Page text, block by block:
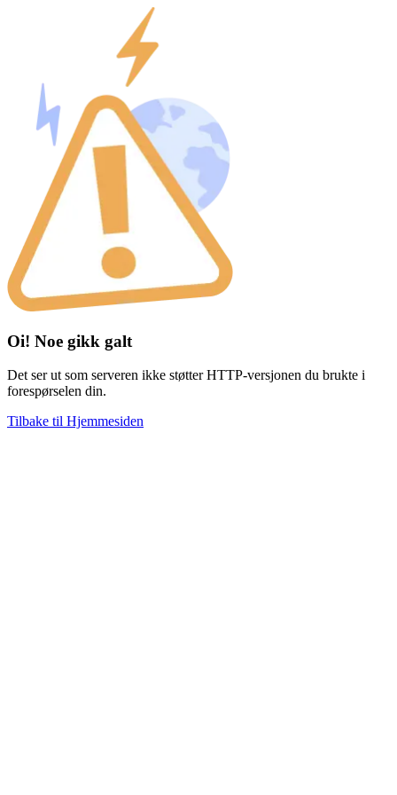
Oi! Noe gikk galt
Det ser ut som serveren ikke støtter HTTP-versjonen du brukte i
forespørselen din.
Tilbake til Hjemmesiden